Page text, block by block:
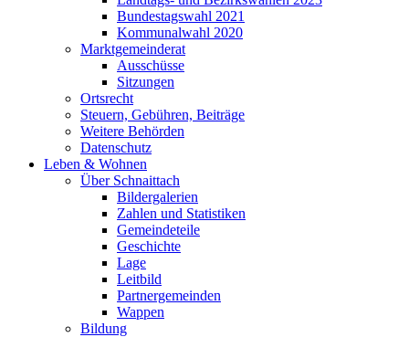
Bundestagswahl 2021
Kommunalwahl 2020
Marktgemeinderat
Ausschüsse
Sitzungen
Ortsrecht
Steuern, Gebühren, Beiträge
Weitere Behörden
Datenschutz
Leben & Wohnen
Über Schnaittach
Bildergalerien
Zahlen und Statistiken
Gemeindeteile
Geschichte
Lage
Leitbild
Partnergemeinden
Wappen
Bildung